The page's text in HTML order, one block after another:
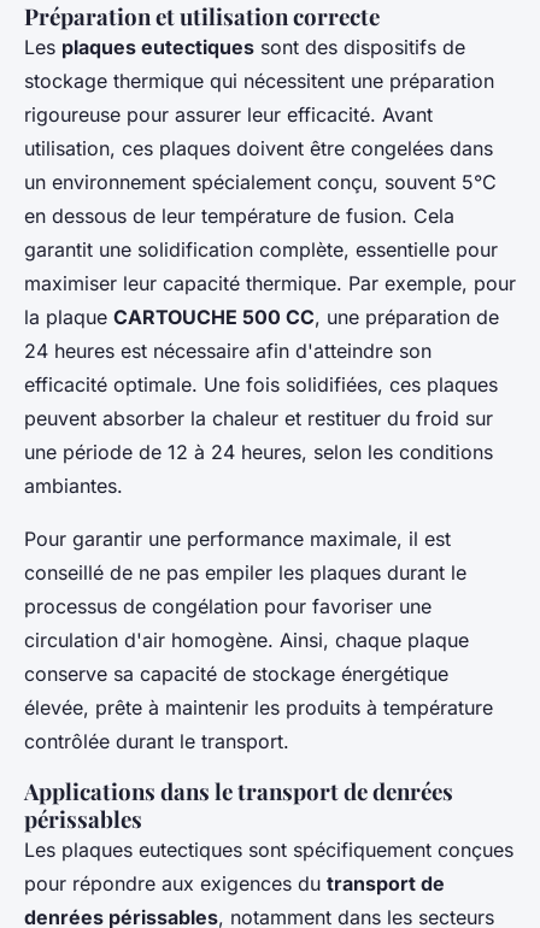
Préparation et utilisation correcte
Les plaques eutectiques sont des dispositifs de
stockage thermique qui nécessitent une préparation
rigoureuse pour assurer leur efficacité. Avant
utilisation, ces plaques doivent être congelées dans
un environnement spécialement conçu, souvent 5°C
en dessous de leur température de fusion. Cela
garantit une solidification complète, essentielle pour
maximiser leur capacité thermique. Par exemple, pour
la plaque CARTOUCHE 500 CC, une préparation de
24 heures est nécessaire afin d'atteindre son
efficacité optimale. Une fois solidifiées, ces plaques
peuvent absorber la chaleur et restituer du froid sur
une période de 12 à 24 heures, selon les conditions
ambiantes.
Pour garantir une performance maximale, il est
conseillé de ne pas empiler les plaques durant le
processus de congélation pour favoriser une
circulation d'air homogène. Ainsi, chaque plaque
conserve sa capacité de stockage énergétique
élevée, prête à maintenir les produits à température
contrôlée durant le transport.
Applications dans le transport de denrées
périssables
Les plaques eutectiques sont spécifiquement conçues
pour répondre aux exigences du transport de
denrées périssables, notamment dans les secteurs